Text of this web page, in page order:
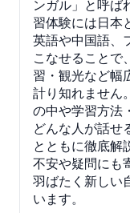
ンガル」と呼ば
習体験には日本
英語や中国語、
こなせることで
習・観光など幅
計り知れません
の中や学習方法
どんな人が話せ
とともに徹底解
不安や疑問にも
羽ばたく新しい
います。